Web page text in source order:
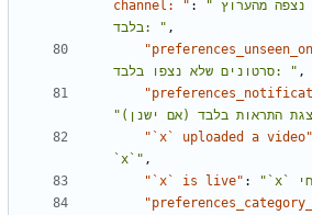
channel: " :
"הצגת הסרטון האחרון שלא נצפה מהערוץ
בלבד: " ,
סרטונים שלא נצפו בלבד: " ,
"`x` uploaded a video"
`x`" ,
"`x` is live" :